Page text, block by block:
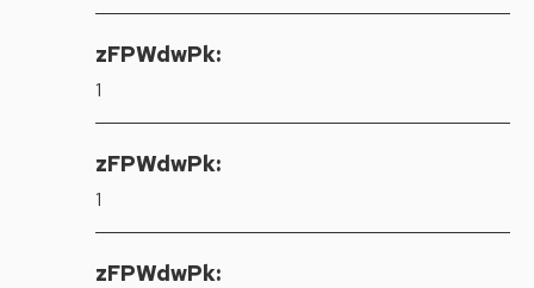
zFPWdwPk:
1
zFPWdwPk:
1
zFPWdwPk: